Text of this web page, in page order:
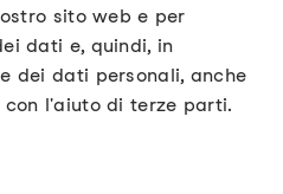
sito web e per
dati e, quindi, in
dei dati personali, anche
l'aiuto di terze parti.